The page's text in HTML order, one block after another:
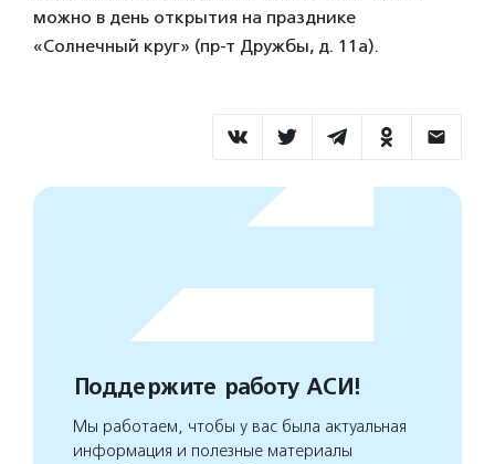
можно в день открытия на празднике
«Солнечный круг» (пр-т Дружбы, д. 11а).
Поддержите работу АСИ!
Мы работаем, чтобы у вас была актуальная
информация и полезные материалы